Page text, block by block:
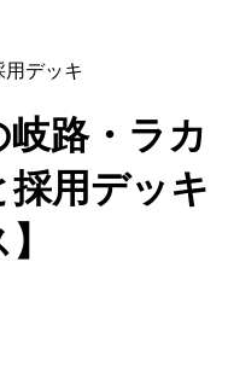
デッキ
岐路・ラカ
用デッキ